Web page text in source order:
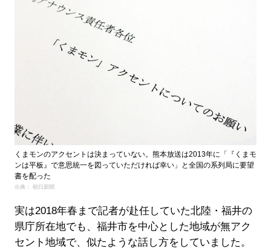
くまモンのアクセントは決まっていない。熊本放送は2013年に「『くまモ
ンは平板』で意思統一を図っていただければ幸い」と全国の系列局に要望
書を配った
出典： 朝日新聞
実は2018年春まで記者が赴任していた北陸・福井の
県庁所在地でも、福井市を中心とした地域が無アク
セント地域で、似たような話し方をしていました。